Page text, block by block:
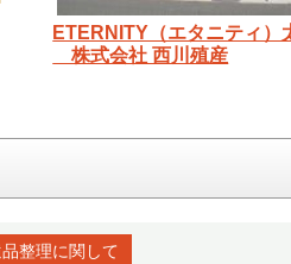
ETERNITY（エタニティ）
株式会社 西川殖産
整理に関して